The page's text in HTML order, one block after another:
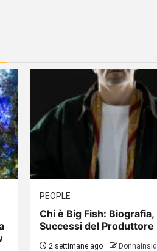
PEOPLE
Chi è Big Fish:
Successi del Produttore
2 settimane ago